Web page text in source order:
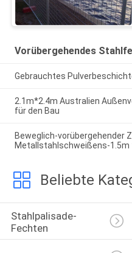
Vorübergehendes
Gebrauchtes
2.1m*2.4m Australien
für den Bau
Beweglich-vorübergehender
Metallstahlschweißens-
Beliebte
Stahlpalisade-
Fechten